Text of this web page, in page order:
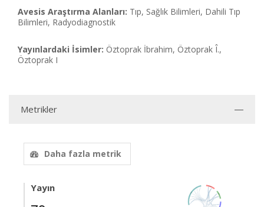
Avesis Araştırma Alanları: Tıp, Sağlık Bilimleri, Dahili Tıp
Bilimleri, Radyodiagnostik
Yayınlardaki İsimler: Öztoprak İbrahim, Öztoprak Î.,
Öztoprak I
Metrikler
Daha fazla metrik
Yayın